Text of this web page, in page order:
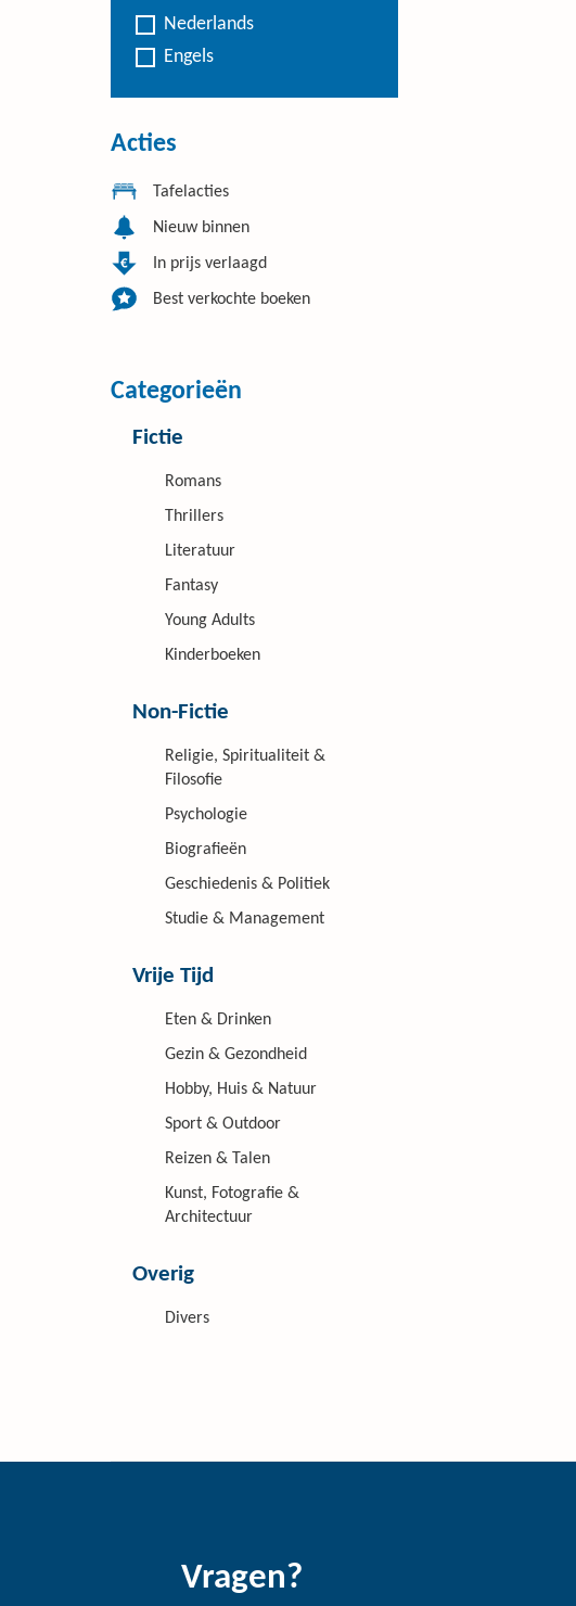
Nederlands
Engels
Acties
Tafelacties
Nieuw binnen
In prijs verlaagd
Best verkochte boeken
Categorieën
Fictie
Romans
Thrillers
Literatuur
Fantasy
Young Adults
Kinderboeken
Non-Fictie
Religie, Spiritualiteit &
Filosofie
Psychologie
Biografieën
Geschiedenis & Politiek
Studie & Management
Vrije Tijd
Eten & Drinken
Gezin & Gezondheid
Hobby, Huis & Natuur
Sport & Outdoor
Reizen & Talen
Kunst, Fotografie &
Architectuur
Overig
Divers
Vragen?